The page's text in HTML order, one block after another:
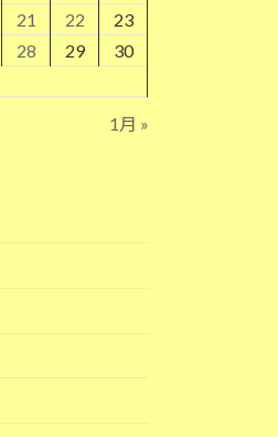
21 22
23
28 29
30
1月 »